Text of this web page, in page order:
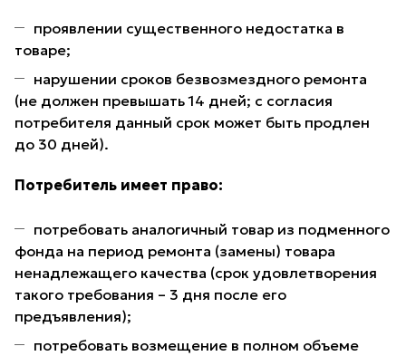
проявлении существенного недостатка в
товаре;
нарушении сроков безвозмездного ремонта
(не должен превышать 14 дней; с согласия
потребителя данный срок может быть продлен
до 30 дней).
Потребитель имеет право:
потребовать аналогичный товар из подменного
фонда на период ремонта (замены) товара
ненадлежащего качества (срок удовлетворения
такого требования – 3 дня после его
предъявления);
потребовать возмещение в полном объеме